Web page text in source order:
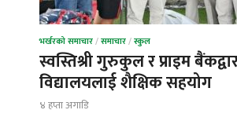
भर्खरको समाचार/समाचार/स्कुल
स्वस्तिश्री गुरुकुल र प्राइम
विद्यालयलाई शैक्षिक सहयोग
४ हप्ता अगाडि